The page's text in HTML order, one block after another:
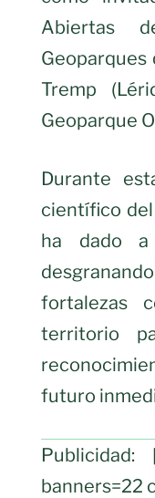
Abiertas
Geoparques
Tremp
Geoparque
Durante
científico
ha dado a
fortalezas
territorio
futuro
Publicidad:
banners=22